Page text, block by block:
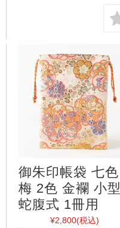
御朱印帳袋 七色
梅 2色 金襴 小型
蛇腹式 1冊用
¥2,800(税込)